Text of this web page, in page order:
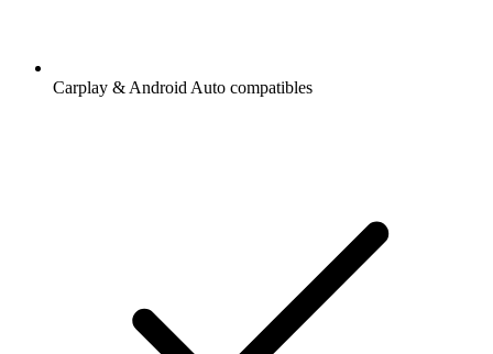
Carplay & Android Auto compatibles